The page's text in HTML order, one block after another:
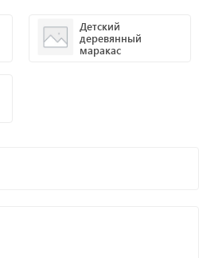
Детский
деревянный
маракас